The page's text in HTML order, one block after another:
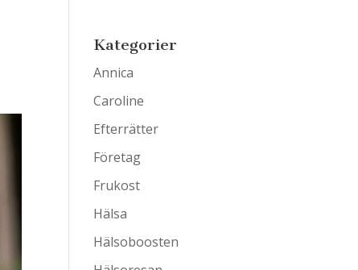
Kategorier
Annica
Caroline
Efterrätter
Företag
Frukost
Hälsa
Hälsoboosten